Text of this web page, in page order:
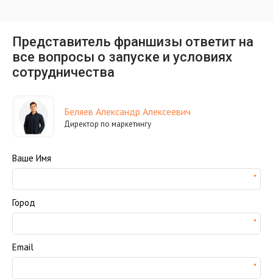
Представитель франшизы ответит на
все вопросы о запуске и условиях
сотрудничества
Беляев Александр Алексеевич
Директор по маркетингу
Ваше Имя
Город
Email